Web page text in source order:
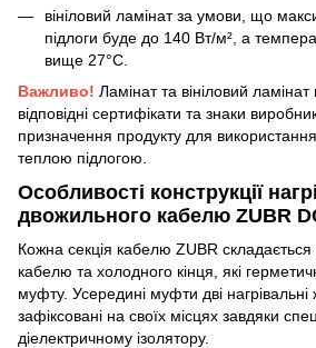
вініловий ламінат за умови, що
підлоги буде до 140 Вт/м², а
вище 27°C.
Важливо! Ламінат та вініловий
відповідні сертифікати та знаки
призначення продукту для
теплою підлогою.
Особливості конструкції
двожильного кабелю ZUBR
Кожна секція кабелю ZUBR складається
кабелю та холодного кінця, які
муфту. Усередині муфти дві нагрівальні
зафіксовані на своїх місцях завдяки
діелектричному ізолятору.